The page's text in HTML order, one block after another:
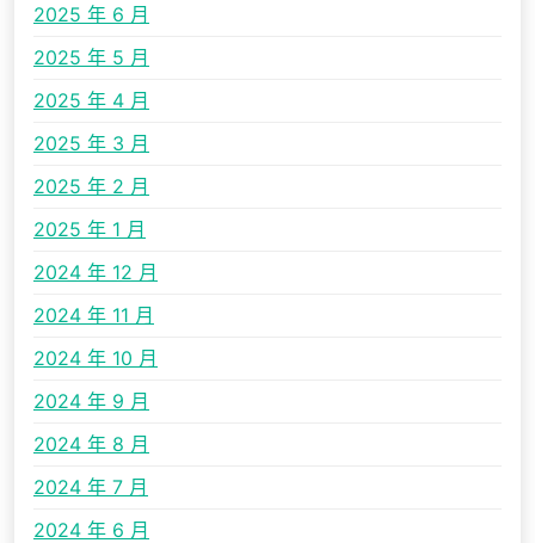
2025 年 6 月
2025 年 5 月
2025 年 4 月
2025 年 3 月
2025 年 2 月
2025 年 1 月
2024 年 12 月
2024 年 11 月
2024 年 10 月
2024 年 9 月
2024 年 8 月
2024 年 7 月
2024 年 6 月